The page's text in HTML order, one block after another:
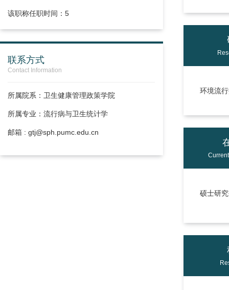
该职称任职时间：5
联系方式
Contact Information
所属院系：卫生健康管理政策学院
所属专业：流行病与卫生统计学
邮箱 : gtj@sph.pumc.edu.cn
环境流
硕士研